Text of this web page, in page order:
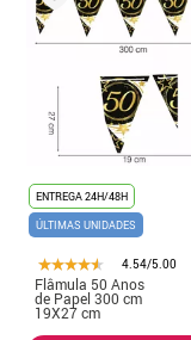
ENTREGA 24H/48H
ÚLTIMAS UNIDADES
4.54/5.00
Flâmula 50 Anos
de Papel 300 cm
19X27 cm